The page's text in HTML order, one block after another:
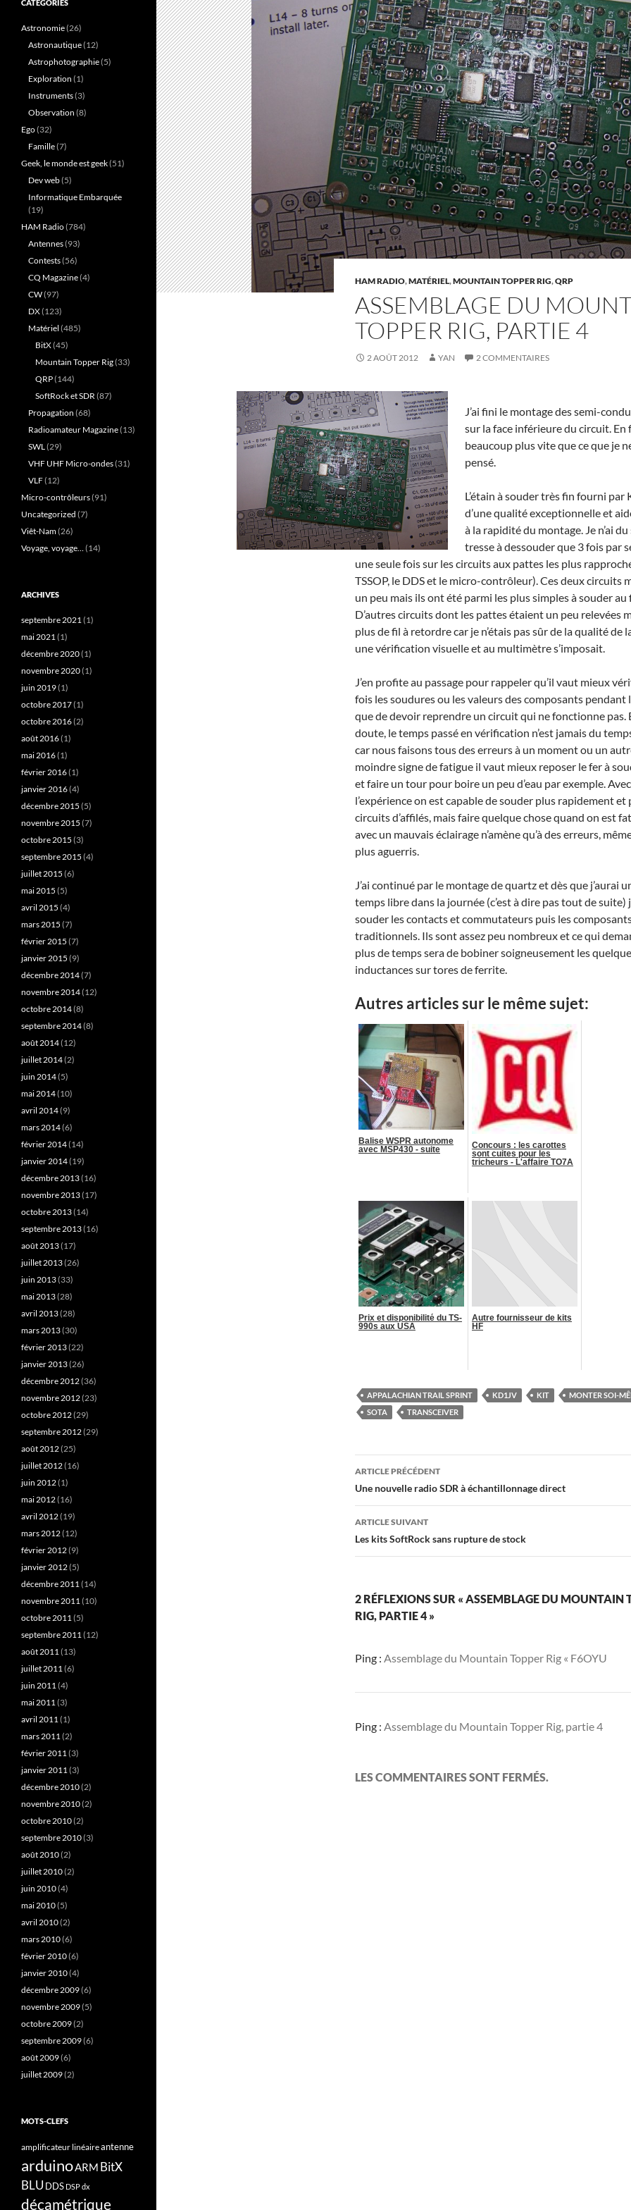
HAM RADIO,MATÉRIEL,MOUNTAIN TOPPER RIG,QRP
ASSEMBLAGE DU
TOPPER RIG, PARTIE 4
2 AOÛT 2012 YAN 2 COMMENTAIRES
J’ai fini le montage des semi-
sur la face inférieure du circuit. En
beaucoup plus vite que ce que je
pensé.
L’étain à souder très fin fourni par
d’une qualité exceptionnelle et
à la rapidité du montage. Je n’ai
tresse à dessouder que 3 fois par
une seule fois sur les circuits aux pattes les plus
TSSOP, le DDS et le micro-contrôleur). Ces deux circuits
un peu mais ils ont été parmi les plus simples à souder au
D’autres circuits dont les pattes étaient un peu relevées
plus de fil à retordre car je n’étais pas sûr de la qualité de
une vérification visuelle et au multimètre s’imposait.
J’en profite au passage pour rappeler qu’il vaut mieux
fois les soudures ou les valeurs des composants pendant
que de devoir reprendre un circuit qui ne fonctionne pas.
doute, le temps passé en vérification n’est jamais du
car nous faisons tous des erreurs à un moment ou un
moindre signe de fatigue il vaut mieux reposer le fer à
et faire un tour pour boire un peu d’eau par exemple. Avec
l’expérience on est capable de souder plus rapidement et
circuits d’affilés, mais faire quelque chose quand on est
avec un mauvais éclairage n’amène qu’à des erreurs,
plus aguerris.
J’ai continué par le montage de quartz et dès que j’aurai
temps libre dans la journée (c’est à dire pas tout de suite)
souder les contacts et commutateurs puis les
traditionnels. Ils sont assez peu nombreux et ce qui
plus de temps sera de bobiner soigneusement les
inductances sur tores de ferrite.
Autres articles sur le même sujet:
Balise WSPR autonome
avec MSP430 - suite
Concours : les carottes
sont cuites pour les
tricheurs - L'affaire TO7A
Prix et disponibilité du TS-
990s aux USA
Autre fournisseur de kits
HF
APPALACHIAN TRAIL SPRINT KD1JV KIT
MONTER SOI-
SOTA
TRANSCEIVER
Navigation
des
articles
ARTICLE PRÉCÉDENT
Une nouvelle radio SDR à échantillonnage direct
ARTICLE SUIVANT
Les kits SoftRock sans rupture de stock
2 RÉFLEXIONS SUR « ASSEMBLAGE DU MOUNTAIN
RIG, PARTIE 4 »
Ping : Assemblage du Mountain Topper Rig « F6OYU
Ping : Assemblage du Mountain Topper Rig, partie 4
LES COMMENTAIRES SONT FERMÉS.
CATÉGORIES
Astronomie(26)
Astronautique(12)
Astrophotographie(5)
Exploration (1)
Instruments(3)
Observation (8)
Ego(32)
Famille(7)
Geek, le monde est geek(51)
Dev web(5)
Informatique Embarquée
(19)
HAM Radio(784)
Antennes(93)
Contests(56)
CQ Magazine(4)
CW(97)
DX(123)
Matériel (485)
BitX(45)
Mountain Topper Rig(33)
QRP(144)
SoftRock et SDR(87)
Propagation (68)
Radioamateur Magazine(13)
SWL(29)
VHF UHF Micro-ondes(31)
VLF(12)
Micro-contrôleurs(91)
Uncategorized (7)
Viêt-Nam(26)
Voyage, voyage…(14)
ARCHIVES
septembre 2021(1)
mai 2021(1)
décembre 2020(1)
novembre 2020(1)
juin 2019(1)
octobre 2017(1)
octobre 2016(2)
août 2016(1)
mai 2016(1)
février 2016(1)
janvier 2016(4)
décembre 2015 (5)
novembre 2015 (7)
octobre 2015 (3)
septembre 2015 (4)
juillet 2015 (6)
mai 2015 (5)
avril 2015 (4)
mars 2015 (7)
février 2015 (7)
janvier 2015 (9)
décembre 2014(7)
novembre 2014(12)
octobre 2014(8)
septembre 2014(8)
août 2014(12)
juillet 2014(2)
juin 2014(5)
mai 2014(10)
avril 2014(9)
mars 2014(6)
février 2014(14)
janvier 2014(19)
décembre 2013(16)
novembre 2013(17)
octobre 2013(14)
septembre 2013(16)
août 2013(17)
juillet 2013(26)
juin 2013(33)
mai 2013(28)
avril 2013(28)
mars 2013(30)
février 2013(22)
janvier 2013(26)
décembre 2012(36)
novembre 2012(23)
octobre 2012(29)
septembre 2012(29)
août 2012(25)
juillet 2012(16)
juin 2012(1)
mai 2012(16)
avril 2012(19)
mars 2012(12)
février 2012(9)
janvier 2012(5)
décembre 2011(14)
novembre 2011(10)
octobre 2011(5)
septembre 2011(12)
août 2011(13)
juillet 2011(6)
juin 2011(4)
mai 2011(3)
avril 2011(1)
mars 2011(2)
février 2011(3)
janvier 2011(3)
décembre 2010(2)
novembre 2010(2)
octobre 2010(2)
septembre 2010(3)
août 2010(2)
juillet 2010(2)
juin 2010(4)
mai 2010(5)
avril 2010(2)
mars 2010(6)
février 2010(6)
janvier 2010(4)
décembre 2009(6)
novembre 2009(5)
octobre 2009(2)
septembre 2009(6)
août 2009(6)
juillet 2009(2)
MOTS-CLEFS
amplificateur linéaireantenne
arduinoARM BitX
BLU DDS DSPdx
décamétrique